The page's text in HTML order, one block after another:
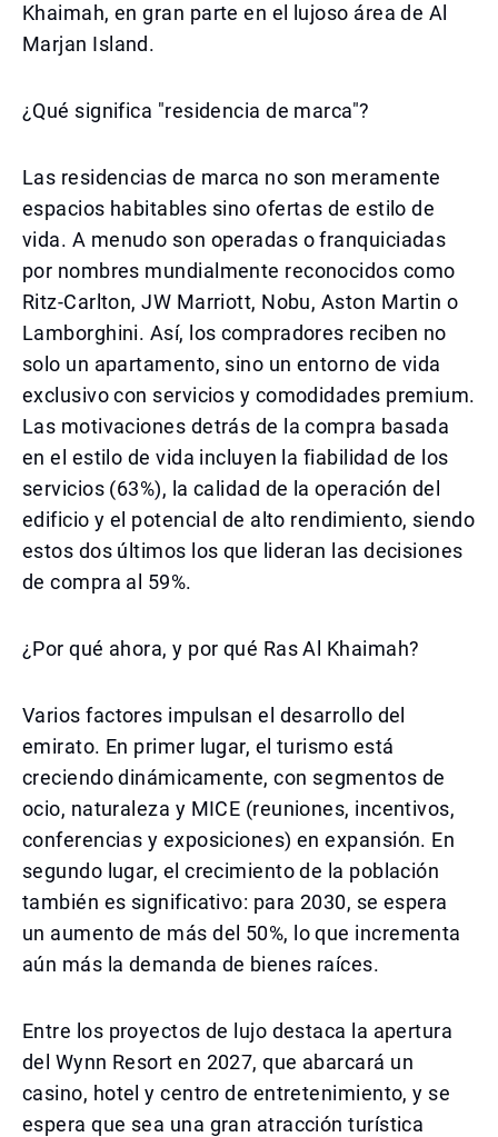
Khaimah, en gran parte en el lujoso área de Al
Marjan Island.
¿Qué significa "residencia de marca"?
Las residencias de marca no son meramente
espacios habitables sino ofertas de estilo de
vida. A menudo son operadas o franquiciadas
por nombres mundialmente reconocidos como
Ritz-Carlton, JW Marriott, Nobu, Aston Martin o
Lamborghini. Así, los compradores reciben no
solo un apartamento, sino un entorno de vida
exclusivo con servicios y comodidades premium.
Las motivaciones detrás de la compra basada
en el estilo de vida incluyen la fiabilidad de los
servicios (63%), la calidad de la operación del
edificio y el potencial de alto rendimiento, siendo
estos dos últimos los que lideran las decisiones
de compra al 59%.
¿Por qué ahora, y por qué Ras Al Khaimah?
Varios factores impulsan el desarrollo del
emirato. En primer lugar, el turismo está
creciendo dinámicamente, con segmentos de
ocio, naturaleza y MICE (reuniones, incentivos,
conferencias y exposiciones) en expansión. En
segundo lugar, el crecimiento de la población
también es significativo: para 2030, se espera
un aumento de más del 50%, lo que incrementa
aún más la demanda de bienes raíces.
Entre los proyectos de lujo destaca la apertura
del Wynn Resort en 2027, que abarcará un
casino, hotel y centro de entretenimiento, y se
espera que sea una gran atracción turística